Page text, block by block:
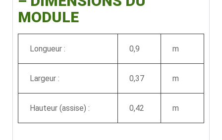
MODULE
Longueur : 0,9 m
Largeur : 0,37 m
Hauteur (assise) : 0,42 m